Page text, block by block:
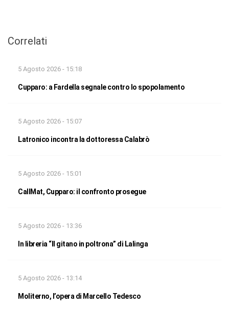
Correlati
5 Agosto 2026 - 15:18
Cupparo: a Fardella segnale contro lo spopolamento
5 Agosto 2026 - 15:07
Latronico incontra la dottoressa Calabrò
5 Agosto 2026 - 15:01
CallMat, Cupparo: il confronto prosegue
5 Agosto 2026 - 13:36
In libreria “Il gitano in poltrona” di Lalinga
5 Agosto 2026 - 13:14
Moliterno, l’opera di Marcello Tedesco